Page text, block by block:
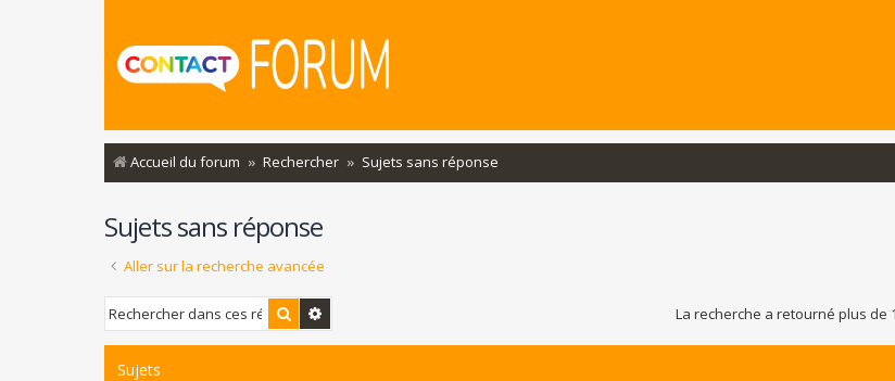
Accueil du forum Rechercher Sujets sans réponse
Sujets sans réponse
Aller sur la recherche avancée
Rechercher
La recherche a retourné plus de
Sujets